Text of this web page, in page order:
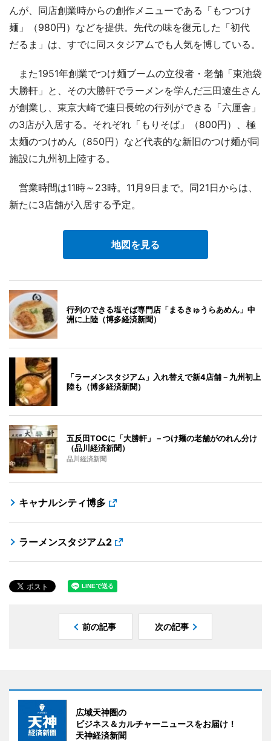
んが、同店創業時からの創作メニューである「もつつけ
麺」（980円）などを提供。先代の味を復元した「初代
だるま」は、すでに同スタジアムでも人気を博している。
また1951年創業でつけ麺ブームの立役者・老舗「東池袋
大勝軒」と、その大勝軒でラーメンを学んだ三田遼生さん
が創業し、東京大崎で連日長蛇の行列ができる「六厘舎」
の3店が入居する。それぞれ「もりそば」（800円）、極
太麺のつけめん（850円）など代表的な新旧のつけ麺が同
施設に九州初上陸する。
営業時間は11時～23時。11月9日まで。同21日からは、
新たに3店舗が入居する予定。
地図を見る
行列のできる塩そば専門店「まるきゅうらあめん」中
洲に上陸（博多経済新聞）
「ラーメンスタジアム」入れ替えで新4店舗－九州初上
陸も（博多経済新聞）
五反田TOCに「大勝軒」－つけ麺の老舗がのれん分け
（品川経済新聞）
品川経済新聞
キャナルシティ博多
ラーメンスタジアム2
前の記事 次の記事
広域天神圏の
ビジネス＆カルチャーニュースをお届け！
天神経済新聞